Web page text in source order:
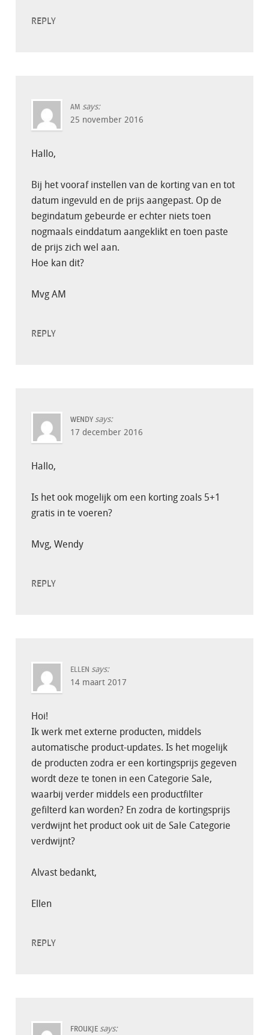
REPLY
AM says:
25 november 2016
Hallo,
Bij het vooraf instellen van de korting van en tot
datum ingevuld en de prijs aangepast. Op de
begindatum gebeurde er echter niets toen
nogmaals einddatum aangeklikt en toen paste
de prijs zich wel aan.
Hoe kan dit?
Mvg AM
REPLY
WENDY says:
17 december 2016
Hallo,
Is het ook mogelijk om een korting zoals 5+1
gratis in te voeren?
Mvg, Wendy
REPLY
ELLEN says:
14 maart 2017
Hoi!
Ik werk met externe producten, middels
automatische product-updates. Is het mogelijk
de producten zodra er een kortingsprijs gegeven
wordt deze te tonen in een Categorie Sale,
waarbij verder middels een productfilter
gefilterd kan worden? En zodra de kortingsprijs
verdwijnt het product ook uit de Sale Categorie
verdwijnt?
Alvast bedankt,
Ellen
REPLY
FROUKJE says: